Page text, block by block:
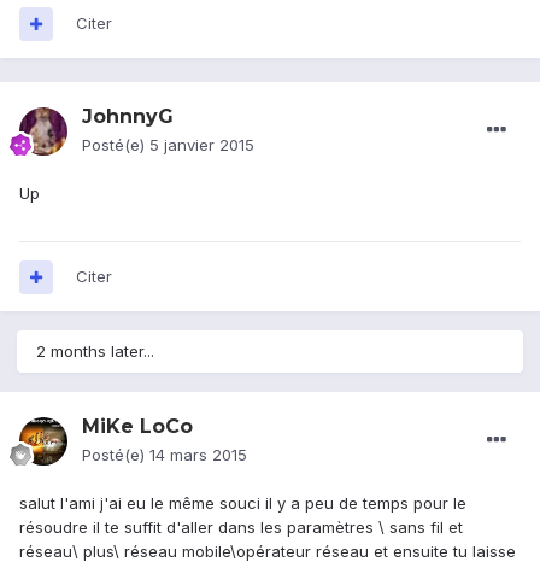
Citer
JohnnyG
Posté(e) 5 janvier 2015
Up
Citer
2 months later...
MiKe LoCo
Posté(e) 14 mars 2015
salut l'ami j'ai eu le même souci il y a peu de temps pour le
résoudre il te suffit d'aller dans les paramètres \ sans fil et
réseau\ plus\ réseau mobile\opérateur réseau et ensuite tu laisse